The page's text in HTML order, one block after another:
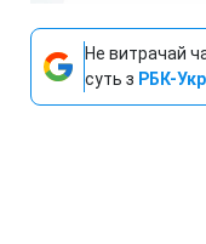
Не витрачай
суть з РБК-